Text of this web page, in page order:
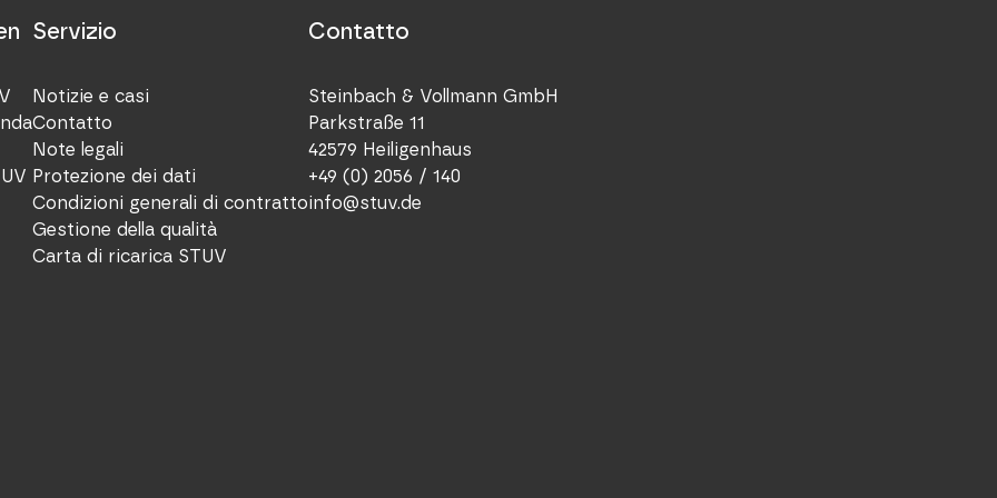
Servizio
Notizie e casi
Contatto
Note legali
Protezione dei dati
Condizioni generali di contratto
Gestione della qualità
Carta di ricarica STUV
Contatto
Steinbach & Vollmann GmbH
Parkstraße 11
42579 Heiligenhaus
+49 (0) 2056 / 140
info@stuv.de